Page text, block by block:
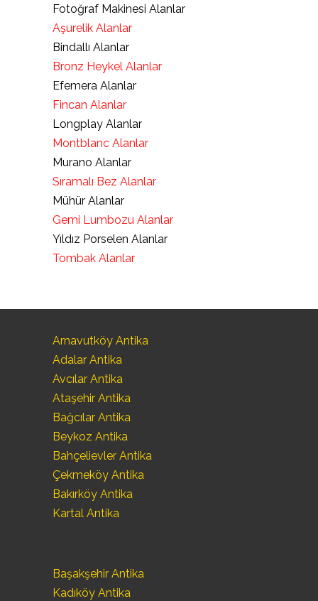
Fotoğraf Makinesi Alanlar
Aşurelik Alanlar
Bindallı Alanlar
Bronz Heykel Alanlar
Efemera Alanlar
Fincan Alanlar
Longplay Alanlar
Montblanc Alanlar
Murano Alanlar
Sıramalı Bez Alanlar
Mühür Alanlar
Gemi Lumbozu Alanlar
Yıldız Porselen Alanlar
Tombak Alanlar
Arnavutköy Antika
Adalar Antika
Avcılar Antika
Ataşehir Antika
Bağcılar Antika
Beykoz Antika
Bahçelievler Antika
Çekmeköy Antika
Bakırköy Antika
Kartal Antika
Başakşehir Antika
Kadıköy Antika